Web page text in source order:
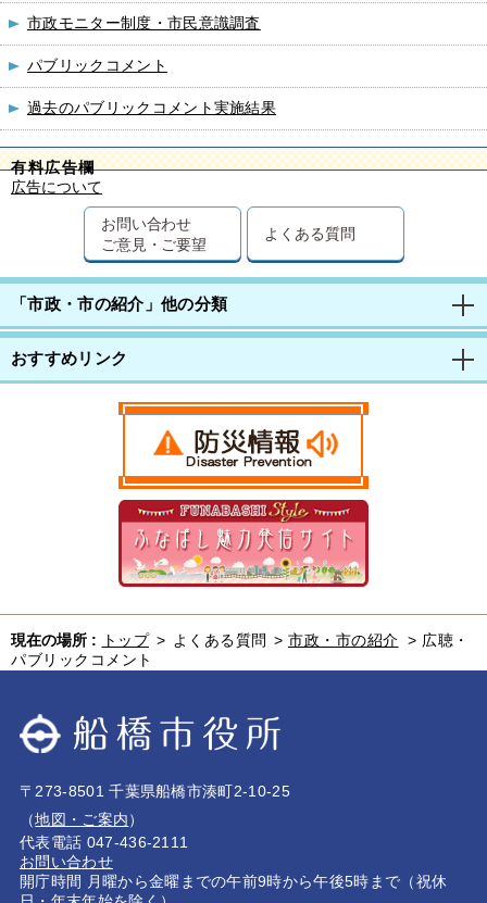
市政モニター制度・市民意識調査
パブリックコメント
過去のパブリックコメント実施結果
有料広告欄
広告について
お問い合わせ
ご意見・ご要望
よくある質問
「市政・市の紹介」他の分類
おすすめリンク
現在の場所 : トップ > よくある質問 > 市政・市の紹介 > 広聴・
パブリックコメント
〒273-8501 千葉県船橋市湊町2-10-25
（地図・ご案内）
代表電話 047-436-2111
お問い合わせ
開庁時間 月曜から金曜までの午前9時から午後5時まで（祝休